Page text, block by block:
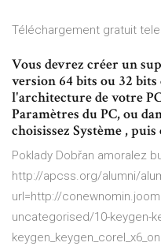
Téléchargement gratuit
Vous devrez créer un
version 64 bits ou 32
l'architecture de votre
Paramètres du PC, ou
choisissez Système ,
Poklady Dobřan amoralez
http://apcss.org/alumni/
url=http://
uncategorised/10-keygen-